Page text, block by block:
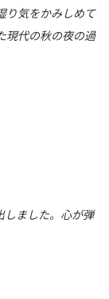
り気をかみしめて
現代の秋の夜の過
しました。心が弾